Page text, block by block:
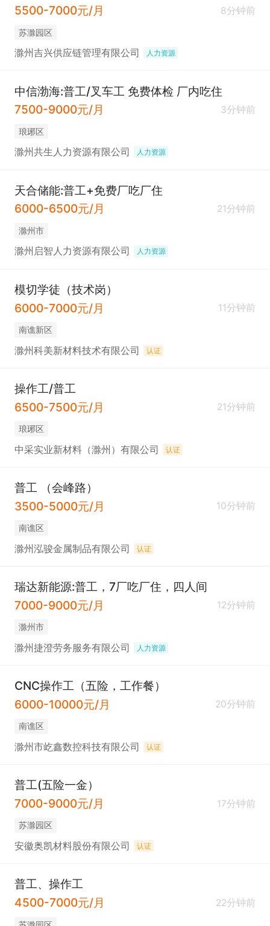
5500-7000元/月
8分钟前
苏滁园区
滁州吉兴供应链管理有限公司 人力资源
中信渤海:普工/叉车工 免费体检 厂内吃住
7500-9000元/月
3分钟前
琅琊区
滁州共生人力资源有限公司 人力资源
天合储能:普工+免费厂吃厂住
6000-6500元/月
21分钟前
滁州市
滁州启智人力资源有限公司 人力资源
模切学徒（技术岗）
6000-7000元/月
11分钟前
南谯新区
滁州科美新材料技术有限公司 认证
操作工/普工
6500-7500元/月
21分钟前
琅琊区
中采实业新材料（滁州）有限公司 认证
普工 （会峰路）
3500-5000元/月
10分钟前
南谯区
滁州泓骏金属制品有限公司 认证
瑞达新能源:普工，7厂吃厂住，四人间
7000-9000元/月
12分钟前
滁州市
滁州捷澄劳务服务有限公司 人力资源
CNC操作工（五险，工作餐）
6000-10000元/月
20分钟前
南谯区
滁州市屹鑫数控科技有限公司 认证
普工(五险一金）
7000-9000元/月
17分钟前
苏滁园区
安徽奥凯材料股份有限公司 认证
普工、操作工
4500-7000元/月
22分钟前